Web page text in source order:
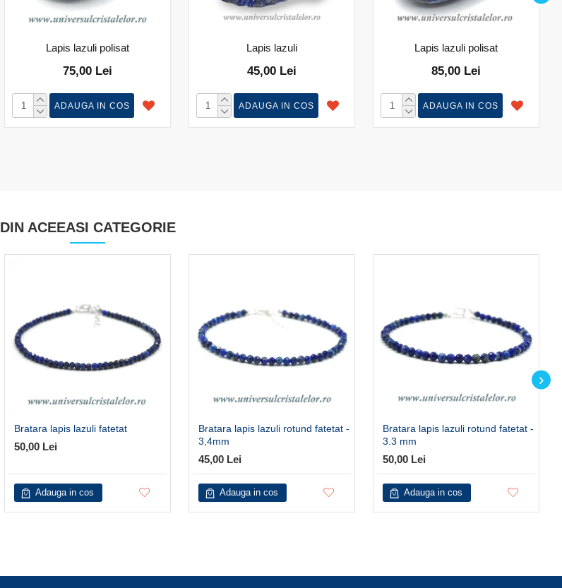
Lapis lazuli polisat
75,00 Lei
ADAUGA IN COS
Lapis lazuli
45,00 Lei
ADAUGA IN COS
Lapis lazuli polisat
85,00 Lei
ADAUGA IN COS
DIN ACEEASI CATEGORIE
Bratara lapis lazuli fatetat
50,00 Lei
Adauga in cos
Bratara lapis lazuli rotund fatetat -
3,4mm
45,00 Lei
Adauga in cos
Bratara lapis lazuli rotund fatetat -
3.3 mm
50,00 Lei
Adauga in cos